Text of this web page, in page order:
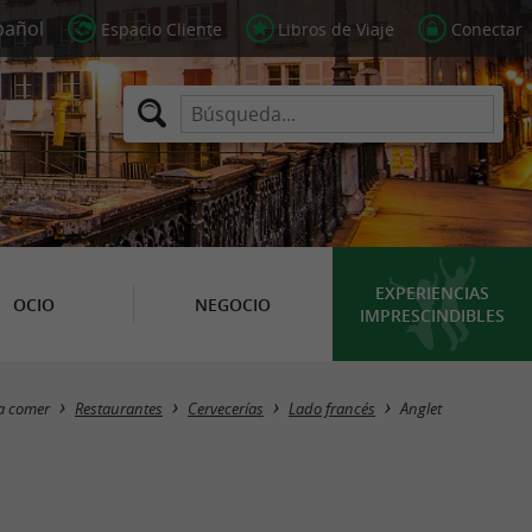
Espacio Cliente Libros de Viaje Conectar
OCIO NEGOCIO
EXPERIENCIAS
IMPRESCINDIBLES
Masquer la carte
comer Restaurantes Cervecerías Lado francés Anglet